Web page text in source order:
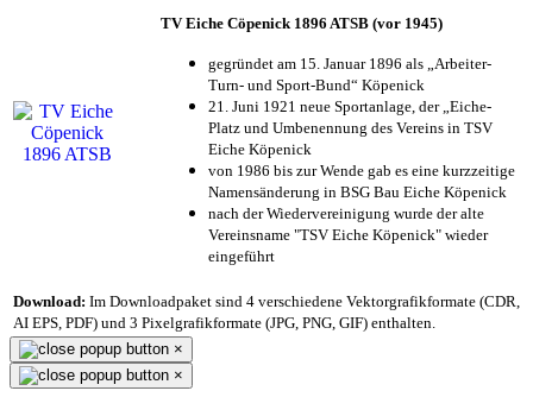
TV Eiche Cöpenick 1896 ATSB (vor 1945)
gegründet am 15. Januar 1896 als „Arbeiter-
Turn- und Sport-Bund“ Köpenick
21. Juni 1921 neue Sportanlage, der „Eiche-
Platz und Umbenennung des Vereins in TSV
Eiche Köpenick
von 1986 bis zur Wende gab es eine kurzzeitige
Namensänderung in BSG Bau Eiche Köpenick
nach der Wiedervereinigung wurde der alte
Vereinsname "TSV Eiche Köpenick" wieder
eingeführt
Download: Im Downloadpaket sind 4 verschiedene Vektorgrafikformate (CDR,
AI EPS, PDF) und 3 Pixelgrafikformate (JPG, PNG, GIF) enthalten.
×
×